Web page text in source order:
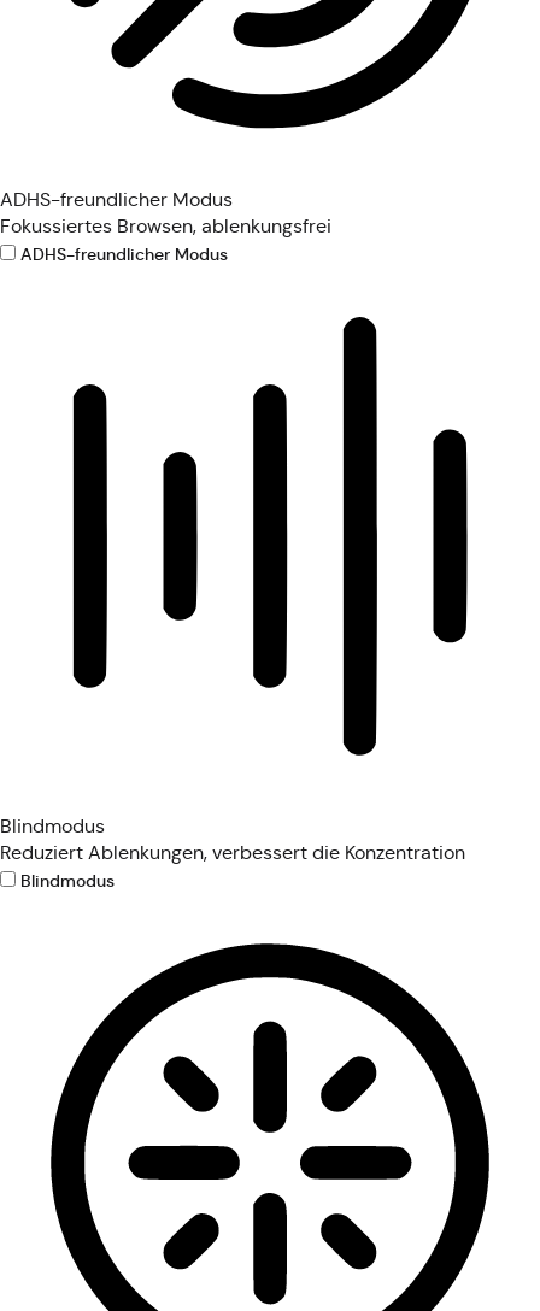
ADHS-freundlicher Modus
Fokussiertes Browsen, ablenkungsfrei
ADHS-freundlicher Modus
Blindmodus
Reduziert Ablenkungen, verbessert die Konzentration
Blindmodus